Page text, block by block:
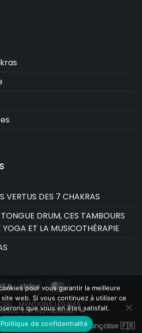
VERTUS DES 7 CHAKRAS
DRUM, CES TAMBOURS
YOGA ET LA MUSICOTHÉRAPIE
Visa Stripe MasterCard
MENTIONS LÉGALES
SUR INSTAGRAM ! ⬅️
CHAKRAS | Boutique Française 🇫🇷
pour vous garantir la meilleure
web. Si vous continuez à utiliser ce
que vous en êtes satisfait.
Politique de confidentialité